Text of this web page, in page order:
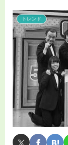
トレンド